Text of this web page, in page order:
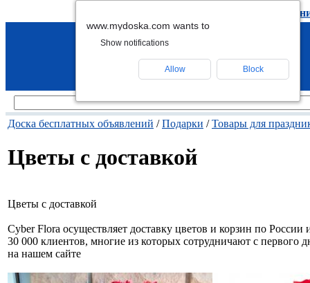
удалить
Доска бесплатных объявлений /Подарки /Товары для
Цветы с доставкой
Цветы с доставкой
Cyber Flora осуществляет доставку цветов и корзин по России
30 000 клиентов, многие из которых сотрудничают с первого
на нашем сайте
www.mydoska.com wants to
Show notifications
Allow Block